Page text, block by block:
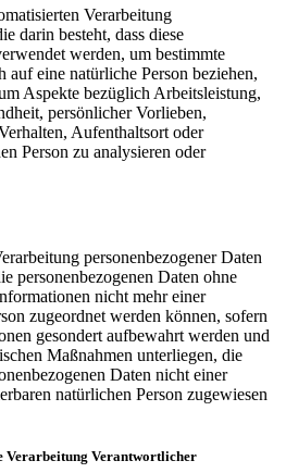
Verarbeitung
darin besteht, dass diese
werden, um bestimmte
auf eine natürliche Person beziehen,
Aspekte bezüglich Arbeitsleistung,
persönlicher Vorlieben,
Aufenthaltsort oder
Person zu analysieren oder
personenbezogener Daten
personenbezogenen Daten ohne
nicht mehr einer
zugeordnet werden können, sofern
gesondert aufbewahrt werden und
Maßnahmen unterliegen, die
Daten nicht einer
natürlichen Person zugewiesen
Verarbeitung Verantwortlicher